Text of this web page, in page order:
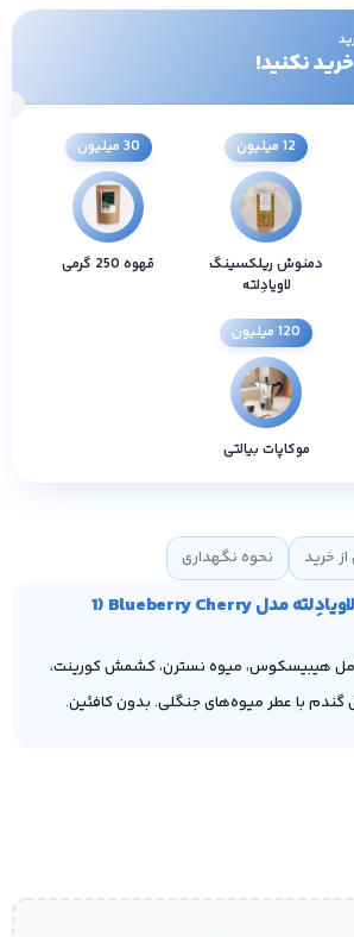
نکنید!
12 میلیون
دمنوش ریلکسینگ
لاویادِلته
30 میلیون
قهوه 250 گرمی
120 میلیون
موکاپات بیالتی
خرید نحوه نگهداری
خرید دمنوش اولانگ لاویادِلته مدل Blueberry Cherry (1
هیبیسکوس، میوه نسترن، کشمش کورینت،
گندم با عطر میوه‌های جنگلی. بدون کافئین.